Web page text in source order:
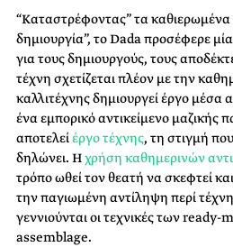
“Καταστρέφοντας” τα καθιερωμένα
δημιουργία”, το Dada προσέφερε
για τους δημιουργούς, τους
τέχνη σχετίζεται πλέον με την
καλλιτέχνης δημιουργεί έργο μέσα
ένα εμπορικό αντικείμενο μαζικής
αποτελείέργο τέχνης, τη στιγμή
δηλώνει. Ηχρήση καθημερινών
τρόπο ωθεί τον θεατή να σκεφτεί
την παγιωμένη αντίληψη περί
γεννιούνται οι τεχνικές των ready-
assemblage.